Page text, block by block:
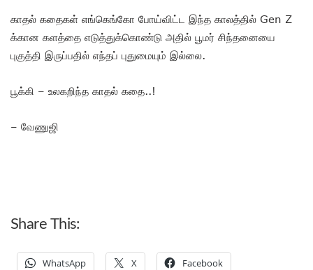
காதல் கதைகள் எங்கெங்கோ போய்விட்ட இந்த காலத்தில் Gen Z
க்கான களத்தை எடுத்துக்கொண்டு அதில் பூமர் சிந்தனையை
புகுத்தி இருப்பதில் எந்தப் புதுமையும் இல்லை.
பூக்கி – உலகறிந்த காதல் கதை..!
– வேணுஜி
Share This:
WhatsApp X Facebook